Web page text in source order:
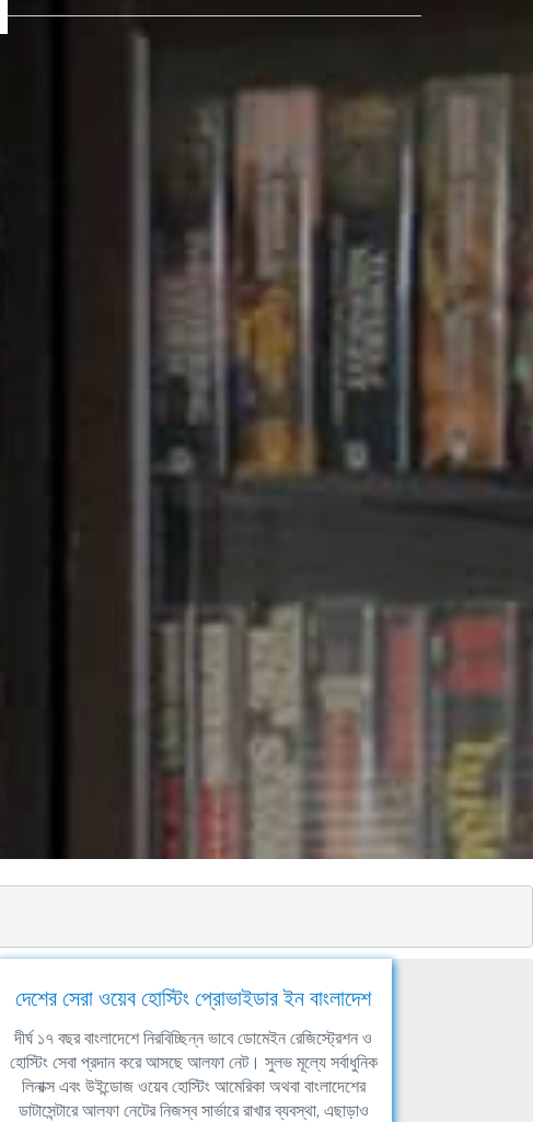
দেশের সেরা ওয়েব হোস্টিং প্রোভাইডার ইন বাংলাদেশ
দীর্ঘ ১৭ বছর বাংলাদেশে নিরবিচ্ছিন্ন ভাবে ডোমেইন রেজিস্ট্রেশন ও
হোস্টিং সেবা প্রদান করে আসছে আলফা নেট। সুলভ মূল্যে সর্বাধুনিক
লিনাক্স এবং উইন্ডোজ ওয়েব হোস্টিং আমেরিকা অথবা বাংলাদেশের
ডাটাসেন্টারে আলফা নেটের নিজস্ব সার্ভারে রাখার ব্যবস্থা, এছাড়াও